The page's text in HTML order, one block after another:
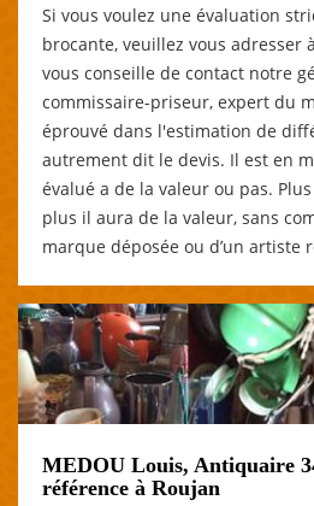
Si vous voulez une évaluation
brocante, veuillez vous adresser
vous conseille de contact notre
commissaire-priseur, expert du
éprouvé dans l'estimation de
autrement dit le devis. Il est en
évalué a de la valeur ou pas.
plus il aura de la valeur, sans
marque déposée ou d’un artiste
MEDOU Louis, Antiquaire
référence à Roujan